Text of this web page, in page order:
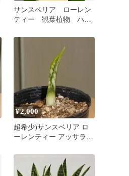
サンスベリア ローレン
ティー 観葉植物 ハイ
イト【Ｂ】
¥2,000
超希少)サンスベリア ロ
ーレンティー アッサラー